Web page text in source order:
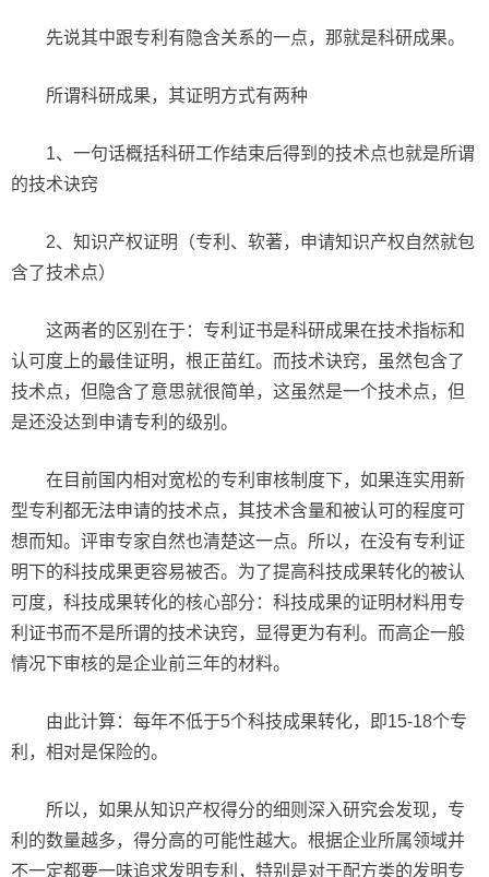
先说其中跟专利有隐含关系的一点，那就是科研成果。
所谓科研成果，其证明方式有两种
1、一句话概括科研工作结束后得到的技术点也就是所谓
的技术诀窍
2、知识产权证明（专利、软著，申请知识产权自然就包
含了技术点）
这两者的区别在于：专利证书是科研成果在技术指标和
认可度上的最佳证明，根正苗红。而技术诀窍，虽然包含了
技术点，但隐含了意思就很简单，这虽然是一个技术点，但
是还没达到申请专利的级别。
在目前国内相对宽松的专利审核制度下，如果连实用新
型专利都无法申请的技术点，其技术含量和被认可的程度可
想而知。评审专家自然也清楚这一点。所以，在没有专利证
明下的科技成果更容易被否。为了提高科技成果转化的被认
可度，科技成果转化的核心部分：科技成果的证明材料用专
利证书而不是所谓的技术诀窍，显得更为有利。而高企一般
情况下审核的是企业前三年的材料。
由此计算：每年不低于5个科技成果转化，即15-18个专
利，相对是保险的。
所以，如果从知识产权得分的细则深入研究会发现，专
利的数量越多，得分高的可能性越大。根据企业所属领域并
不一定都要一味追求发明专利，特别是对于配方类的发明专